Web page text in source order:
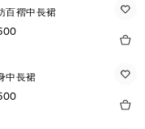
百褶中長裙
中長裙